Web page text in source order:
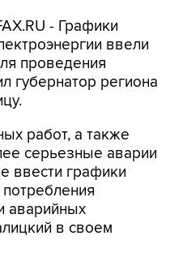
- Графики
ввели
проведения
губернатор региона
работ, а также
серьезные аварии
ввести графики
аварийных
в своем